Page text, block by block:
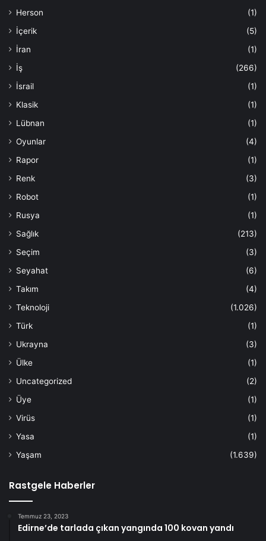
Herson
(1)
İçerik
(5)
İran
(1)
İş
(266)
İsrail
(1)
Klasik
(1)
Lübnan
(1)
Oyunlar
(4)
Rapor
(1)
Renk
(3)
Robot
(1)
Rusya
(1)
Sağlık
(213)
Seçim
(3)
Seyahat
(6)
Takım
(4)
Teknoloji
(1.026)
Türk
(1)
Ukrayna
(3)
Ülke
(1)
Uncategorized
(2)
Üye
(1)
Virüs
(1)
Yasa
(1)
Yaşam
(1.639)
Rastgele Haberler
Temmuz 23, 2023
Edirne’de tarlada çıkan yangında 100 kovan yandı